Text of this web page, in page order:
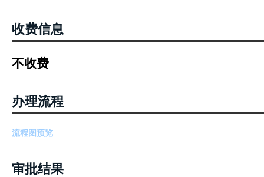
收费信息
不收费
办理流程
流程图预览
审批结果